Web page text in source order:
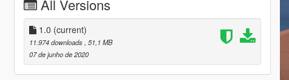
All Versions
1.0 (current)
11.974 downloads , 51,1 MB
07 de junho de 2020